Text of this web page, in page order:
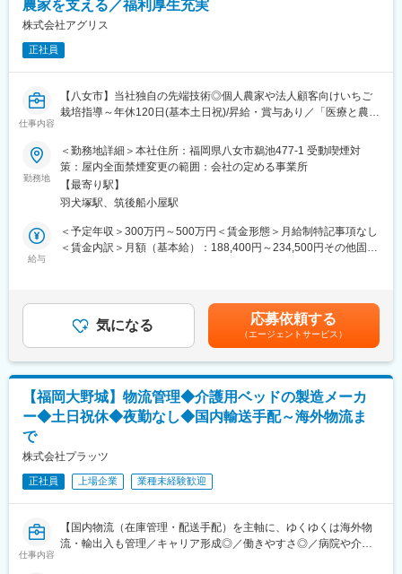
直近は関連する消耗品の売り上げも順調に推移しており、安定的
な収益を伸ばすことができています。
【その他補足情報】
・長期間の研修を用意しているため職種未経験＆技術的な知識が
・正社員登用は前提の採用です。就業態度に問題がなければ原則
登用となり、業界トップクラスシェアを誇る優良企業の正社員と
・業界トップクラスのIoT製品や医療システムに触れる事が可能で
す。また、販売スキルだけでなく薬局運営コンサルティングのス
【ポジションの魅力】
・同社の製品やシステムが、24時間止めてはならない医療現場の
安心安全や、医療従事者の負担軽減に大きく貢献しています。
製品が多数あります。寡占市場だからこそ、競合製品を使ってい
る顧客からいかにシェアを獲得するか、試行錯誤する面白さがあ
ーム一丸で取り組む環境も魅力です。
【同社について】
当社は売上高256億円、全国77拠点、従業員数570名規模を誇る調
剤機器メーカーです。1971年創業と半世紀以上歴史をもち、特に
1980年代から他社に先駆けてスウェーデンなどヨーロッパに販売
網を拡大してきました。国内だけでなく、海外での売上も安定的
に伸びているため経営が安定しています。
変更の範囲：会社の定める業務
農家を支える／福利厚生充実
株式会社アグリス
正社員
仕事内容
【八女市】当社独自の先端技術◎個人農家や法人顧客向けいちご
栽培指導～年休120日(基本土日祝)/昇給・賞与あり／「医療と農
■募集概要：
業界TOPシェアを誇る当社のアグリ事業にて、いちごの栽培技術
担当を募集します。自社の栽培システムを導入いただいた生産者
の方に向けて、システムを利用したいちごの栽培方法を指導する
お仕事です。また、消耗品の営業活動も行います。農業未経験の
法人顧客も含め、お客様は全国規模で年々増加傾向です。業界ト
ップクラスのシェアを誇り、今後の需要拡大を見越した採用で
す。
・農業者、新規就農者（法人含む）、JA、農業資材を取り扱って
いる代理店等に対して「いちご高設栽培システム」等の自社製
品、施設（ハウス、温室）資材全般の栽培指導や質問応対
栽培指導担当として、お客様や社内関係者と円滑に正確にコミュ
ニケーションが取れること
■アグリ事業部について：
様に必要とされる革新的な農業資材の開発と製造、販売を行って
となっているいちご産地の問題点を解消し、作業性の向上と収穫
増の両立を実現したことで高い評価を受けました。近年では観光
勤務地
＜勤務地詳細＞本社住所：福岡県八女市鵜池477-1 受動喫煙対
策：屋内全面禁煙変更の範囲：会社の定める事業所
【最寄り駅】
羽犬塚駅、筑後船小屋駅
給与
＜予定年収＞300万円～500万円＜賃金形態＞月給制特記事項なし
＜賃金内訳＞月額（基本給）：188,400円～234,500円その他固定
年2回(基本給×3～4ヶ月分)業績に伴い別途期末賞与有■その他固定
手当には、業務手当（16,000円）・住宅手当（7,000円～40,000
円）を含みます■固定時間を超過した場合、別途残業代支給。賃金
はあくまでも目安の金額であり、選考を通じて上下する可能性が
あります。月給(月額)は固定手当を含めた表記です。
気になる 応募依頼する
（エージェントサービス）
【福岡大野城】物流管理◆介護用ベッドの製造メーカ
ー◆土日祝休◆夜勤なし◆国内輸送手配～海外物流ま
で
株式会社プラッツ
正社員 上場企業 業種未経験歓迎
仕事内容
【国内物流（在庫管理・配送手配）を主軸に、ゆくゆくは海外物
流・輸出入も管理／キャリア形成◎／働きやすさ◎／病院や介護